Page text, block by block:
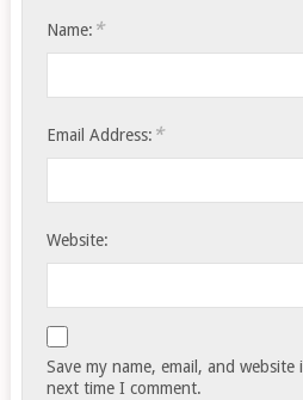
Name: *
Email Address: *
Website:
Save my name, email, and
next time I comment.